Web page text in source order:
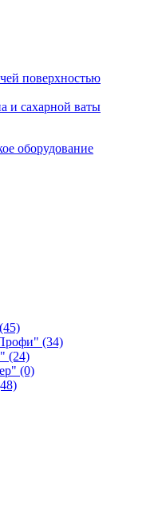
поверхностью
и сахарной ваты
оборудование
(34)
(24)
(0)